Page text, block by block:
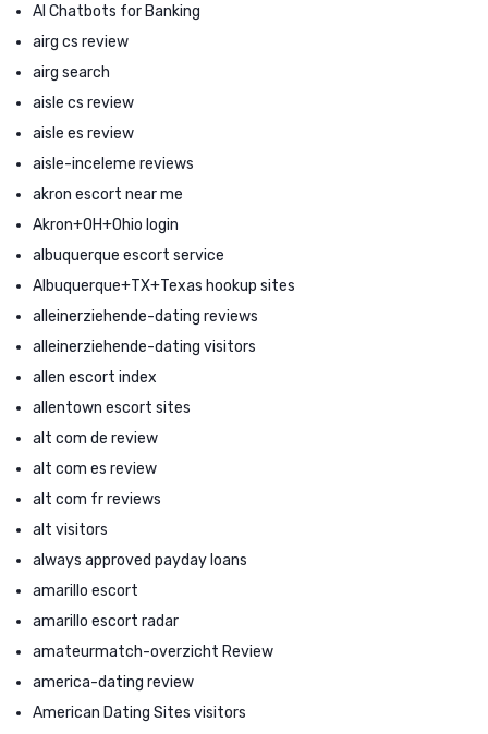
AI Chatbots for Banking
airg cs review
airg search
aisle cs review
aisle es review
aisle-inceleme reviews
akron escort near me
Akron+OH+Ohio login
albuquerque escort service
Albuquerque+TX+Texas hookup sites
alleinerziehende-dating reviews
alleinerziehende-dating visitors
allen escort index
allentown escort sites
alt com de review
alt com es review
alt com fr reviews
alt visitors
always approved payday loans
amarillo escort
amarillo escort radar
amateurmatch-overzicht Review
america-dating review
American Dating Sites visitors